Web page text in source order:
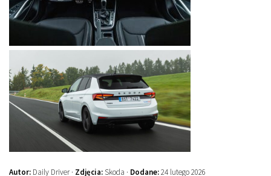
Autor: Daily Driver · Zdjęcia: Skoda · Dodane:24 lutego 2026